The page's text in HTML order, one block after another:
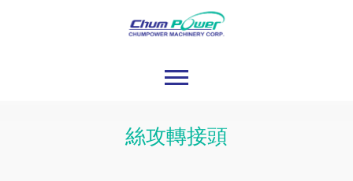
絲攻轉接頭